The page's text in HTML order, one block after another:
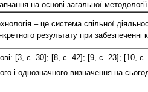
на основі загальної
– це система спільної
результату при
[3, с. 30]; [8, с. 42]; [9, с. 23]; [10,
і однозначного визначення на